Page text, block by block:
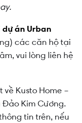
dự án Urban
các căn hộtại
vui lòng liên hệ
về Kusto Home –
Kim Cương.
tin trên, nếu